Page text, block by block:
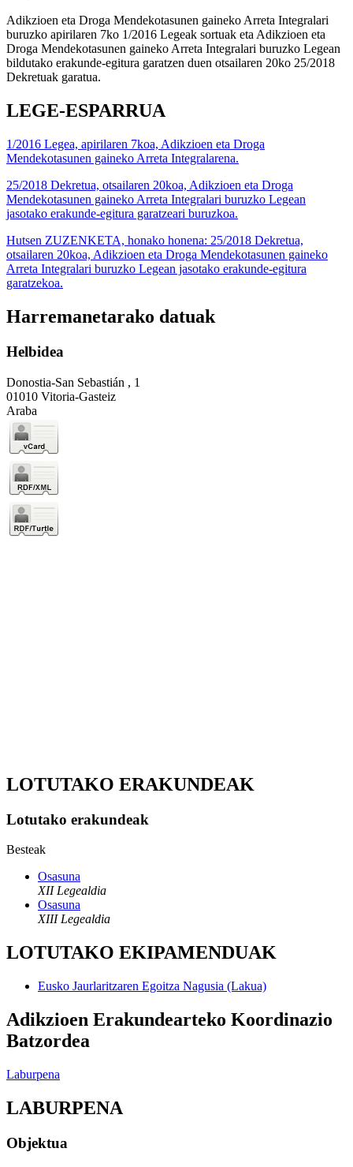
Adikzioen eta Droga Mendekotasunen gaineko Arreta Integralari
buruzko apirilaren 7ko 1/2016 Legeak sortuak eta Adikzioen eta
Droga Mendekotasunen gaineko Arreta Integralari buruzko Legean
bildutako erakunde-egitura garatzen duen otsailaren 20ko 25/2018
Dekretuak garatua.
LEGE-ESPARRUA
1/2016 Legea, apirilaren 7koa, Adikzioen eta Droga
Mendekotasunen gaineko Arreta Integralarena.
25/2018 Dekretua, otsailaren 20koa, Adikzioen eta Droga
Mendekotasunen gaineko Arreta Integralari buruzko Legean
jasotako erakunde-egitura garatzeari buruzkoa.
Hutsen ZUZENKETA, honako honena: 25/2018 Dekretua,
otsailaren 20koa, Adikzioen eta Droga Mendekotasunen gaineko
Arreta Integralari buruzko Legean jasotako erakunde-egitura
garatzekoa.
Harremanetarako datuak
Helbidea
Donostia-San Sebastián , 1
01010 Vitoria-Gasteiz
Araba
LOTUTAKO ERAKUNDEAK
Lotutako erakundeak
Besteak
Osasuna
XII Legealdia
Osasuna
XIII Legealdia
LOTUTAKO EKIPAMENDUAK
Eusko Jaurlaritzaren Egoitza Nagusia (Lakua)
Adikzioen Erakundearteko Koordinazio
Batzordea
Laburpena
LABURPENA
Objektua